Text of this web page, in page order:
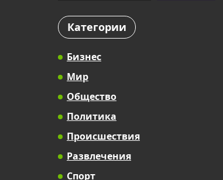
Категории
Бизнес
Мир
Общество
Политика
Происшествия
Развлечения
Спорт